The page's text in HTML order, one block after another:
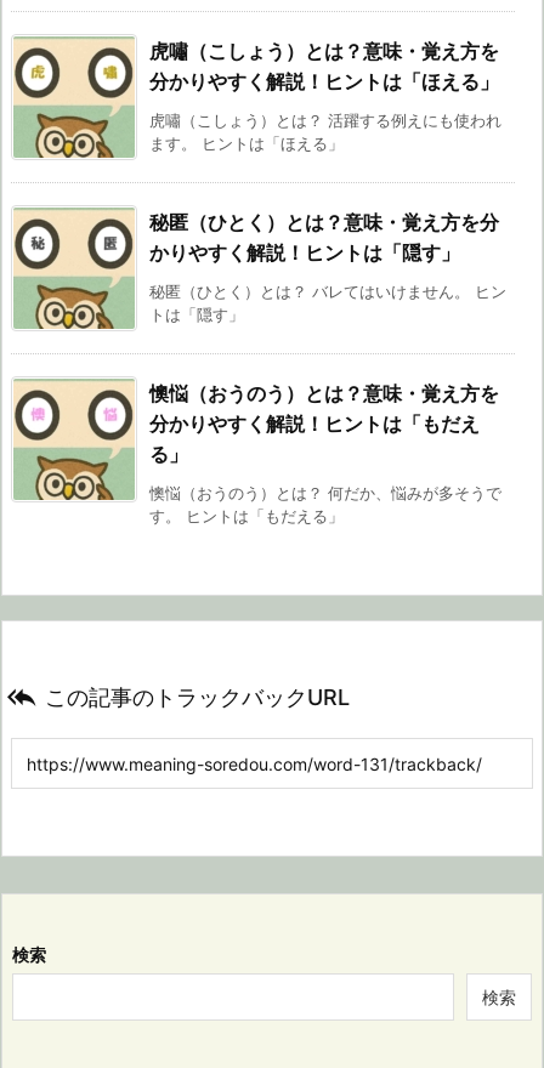
虎嘯（こしょう）とは？意味・覚え方を
分かりやすく解説！ヒントは「ほえる」
虎嘯（こしょう）とは？ 活躍する例えにも使われ
ます。 ヒントは「ほえる」
秘匿（ひとく）とは？意味・覚え方を分
かりやすく解説！ヒントは「隠す」
秘匿（ひとく）とは？ バレてはいけません。 ヒン
トは「隠す」
懊悩（おうのう）とは？意味・覚え方を
分かりやすく解説！ヒントは「もだえ
る」
懊悩（おうのう）とは？ 何だか、悩みが多そうで
す。 ヒントは「もだえる」
 この記事のトラックバックURL
検索
検索